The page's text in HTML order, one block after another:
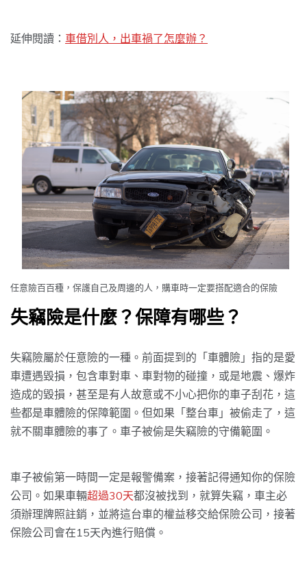
延伸閱讀： 車借別人，出車禍了怎麼辦？
任意險百百種，保護自己及周邊的人，購車時一定要搭配適合的保險
失竊險是什麼？保障有哪些？
失竊險屬於任意險的一種。前面提到的「車體險」指的是愛
車遭遇毀損，包含車對車、車對物的碰撞，或是地震、爆炸
造成的毀損，甚至是有人故意或不小心把你的車子刮花，這
些都是車體險的保障範圍。但如果「整台車」被偷走了，這
就不關車體險的事了。車子被偷是失竊險的守備範圍。
車子被偷第一時間一定是報警備案，接著記得通知你的保險
公司。如果車輛超過30天都沒被找到，就算失竊，車主必
須辦理牌照註銷，並將這台車的權益移交給保險公司，接著
保險公司會在15天內進行賠償。